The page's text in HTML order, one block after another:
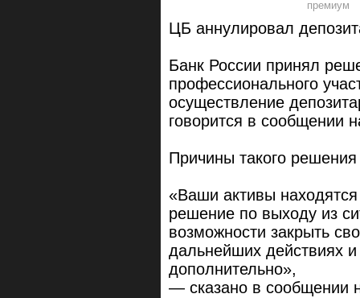
ЦБ аннулировал
Банк России принял
профессионального
осуществление
говорится в сообщении
Причины такого
«Ваши активы
решение по выходу из
возможности закрыть
дальнейших действиях
дополнительно»,
— сказано в сообщении